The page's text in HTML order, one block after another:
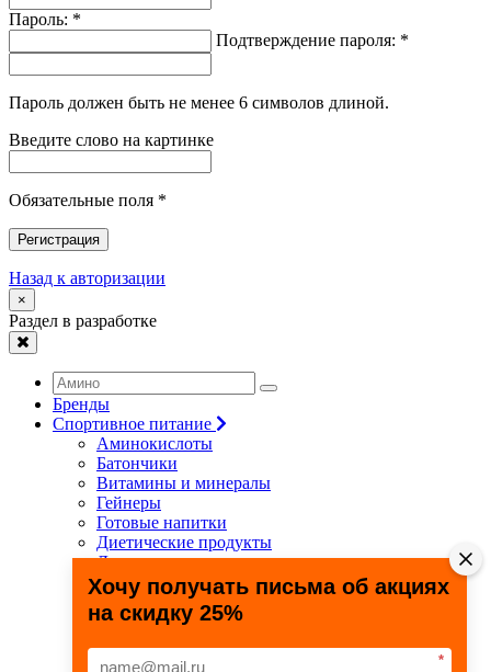
Пароль: *
Подтверждение пароля: *
Пароль должен быть не менее 6 символов длиной.
Введите слово на картинке
Обязательные поля *
Регистрация
Назад к авторизации
×
Раздел в разработке
Бренды
Спортивное питание
Аминокислоты
Батончики
Витамины и минералы
Гейнеры
Готовые напитки
Диетические продукты
Для связок и суставов
Жиросжигатели
Здоровье и долголетие
Креатин
Специальные препараты
Хочу получать письма об акциях
на скидку 25%
*